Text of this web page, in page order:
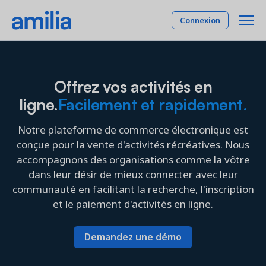
Connexion
SOLUTIONS
Gestion des membres
Expérience et rétention de vos membres
Programmation
Gestion de vos programmes et activités
Gestion de plateaux
Gestion et location de vos plateaux
Comptabilité et finance
Reliant les opérations à la comptabilité
Industries
INDUSTRIES
Activités parascolaires
Camp
Centres communautaires
Gymnastique
Tarifs
Compagnie
Ressources
Offrez vos activités en
ligne.Facilement et rapidement.
Notre plateforme de commerce électronique est
conçue pour la vente d'activités récréatives. Nous
accompagnons des organisations comme la vôtre
dans leur désir de mieux connecter avec leur
communauté en facilitant la recherche, l'inscription
et le paiement d'activités en ligne.
Demandez une démo